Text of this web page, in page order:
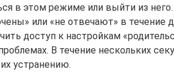
в этом режиме или выйти из
или «не отвечают» в течение
доступ к настройкам
В течение нескольких
устранению.